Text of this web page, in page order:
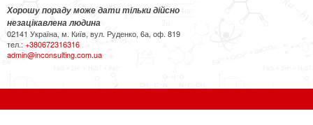
Хорошу пораду може дати тільки дійсно
незацікавлена людина
02141 Україна, м. Київ, вул. Руденко, 6а, оф. 819
тел.: +380672316316
admin@inconsulting.com.ua